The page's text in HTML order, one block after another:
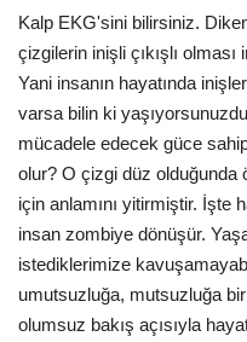
Kalp EKG'sini bilirsiniz.
çizgilerin inişli çıkışlı olması
Yani insanın hayatında
varsa bilin ki
mücadele edecek güce
olur? O çizgi düz olduğunda
için anlamını yitirmiştir. İşte
insan zombiye dönüşür.
istediklerimize
umutsuzluğa, mutsuzluğa
olumsuz bakış açısıyla